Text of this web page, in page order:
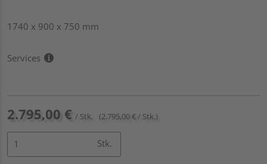
1740 x 900 x 750 mm
Services
2.795,00 € / Stk. (2.795,00 € / Stk.)
Stk.